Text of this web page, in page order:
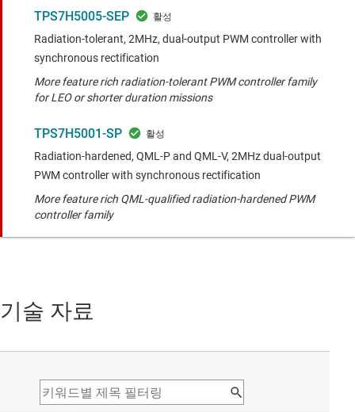
TPS7H5005-SEP
Radiation-tolerant, 2MHz, dual-output PWM controller with
synchronous rectification
More feature rich radiation-tolerant PWM controller family
for LEO or shorter duration missions
TPS7H5001-SP
Radiation-hardened, QML-P and QML-V, 2MHz dual-output
PWM controller with synchronous rectification
More feature rich QML-qualified radiation-hardened PWM
controller family
기술 자료